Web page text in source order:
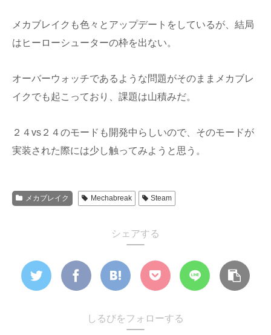
メカブレイクも色々とアップデートをしているが、結局
はヒーローシューターの枠を出ない。
オーバーウォッチであるような問題がそのままメカブレ
イクでも起こっており、課題は山積みだ。
２４vs２４のモードも開発中らしいので、そのモードが
実装された際には少し触ってみようと思う。
メカブレイク Mechabreak Steam
シェアする
しるびをフォローする